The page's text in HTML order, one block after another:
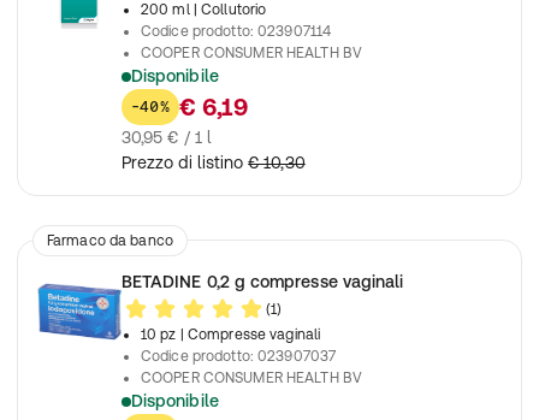
200 ml
| Collutorio
Codice prodotto:023907114
COOPER CONSUMER HEALTH BV
Disponibile
Per la disinfezione della mucosa orale
-40% € 6,19
30,95 € / 1 l
Prezzo di listino € 10,30
Farmaco da banco
BETADINE 0,2 g compresse vaginali
(1)
10 pz
| Compresse vaginali
Codice prodotto:023907037
COOPER CONSUMER HEALTH BV
Disponibile